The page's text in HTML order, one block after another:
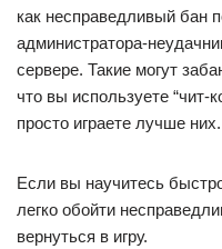
как несправедливый бан
администратора-
сервере. Такие могут
что вы используете “чит-
просто играете лучше них.
Если вы научитесь
легко обойти
вернуться в игру.